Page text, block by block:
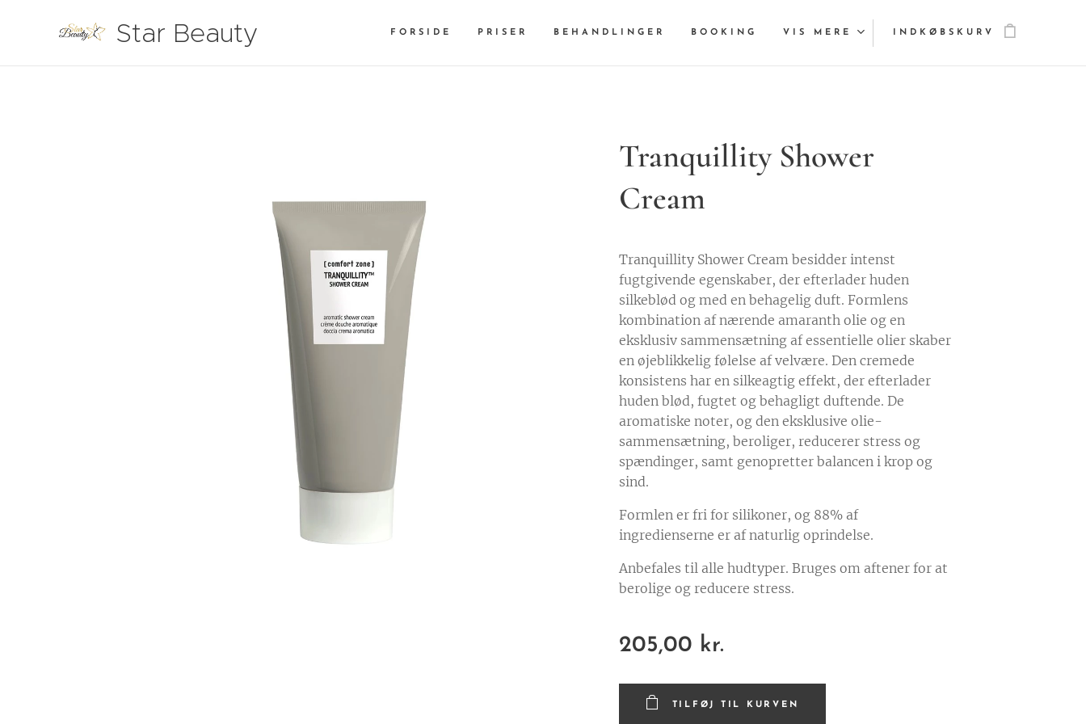
Star Beauty FORSIDE PRISER BEHANDLINGER BOOKING VIS MERE INDKØBSKURV
Tranquillity Shower
Cream
Tranquillity Shower Cream besidder intenst
fugtgivende egenskaber, der efterlader huden
silkeblød og med en behagelig duft. Formlens
kombination af nærende amaranth olie og en
eksklusiv sammensætning af essentielle olier skaber
en øjeblikkelig følelse af velvære. Den cremede
konsistens har en silkeagtig effekt, der efterlader
huden blød, fugtet og behagligt duftende. De
aromatiske noter, og den eksklusive olie-
sammensætning, beroliger, reducerer stress og
spændinger, samt genopretter balancen i krop og
sind.
Formlen er fri for silikoner, og 88% af
ingredienserne er af naturlig oprindelse.
Anbefales til alle hudtyper. Bruges om aftener for at
berolige og reducere stress.
205,00 kr.
TILFØJ TIL KURVEN